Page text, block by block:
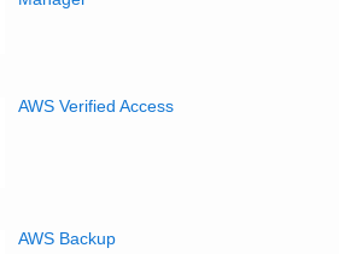
AWS Verified Access
AWS Backup